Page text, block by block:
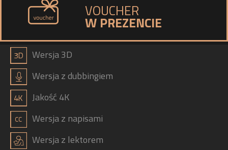
VOUCHER
W PREZENCIE
a Wersja 3D
h Wersja z dubbingiem
b Jakość 4K
g Wersja z napisami
j Wersja z lektorem